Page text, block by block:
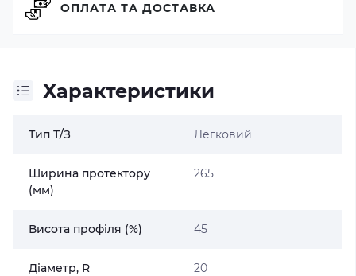
Характеристики
Тип Т/З Легковий
Ширина протектору
(мм)
265
Висота профіля (%) 45
Діаметр, R 20
ОПЛАТА ТА ДОСТАВКА